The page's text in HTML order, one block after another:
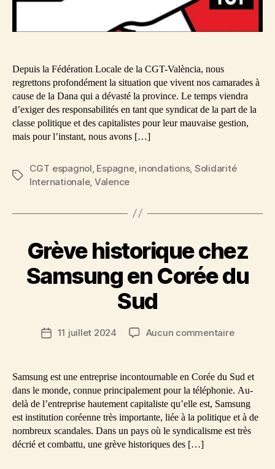
Depuis la Fédération Locale de la CGT-València, nous
regrettons profondément la situation que vivent nos camarades à
cause de la Dana qui a dévasté la province. Le temps viendra
d’exiger des responsabilités en tant que syndicat de la part de la
classe politique et des capitalistes pour leur mauvaise gestion,
mais pour l’instant, nous avons […]
Étiquettes
CGT espagnol Espagne, inondations, Solidarité
Internationale, Valence
Grève historique chez
Samsung en Corée du
Sud
Date11 juillet 2024 Aucun commentairesur
chez
Samsung
Corée
du
Samsung est une entreprise incontournable en Corée du Sud et
dans le monde, connue principalement pour la téléphonie. Au-
delà de l’entreprise hautement capitaliste qu’elle est, Samsung
est institution coréenne très importante, liée à la politique et à de
nombreux scandales. Dans un pays où le syndicalisme est très
décrié et combattu, une grève historiques des […]